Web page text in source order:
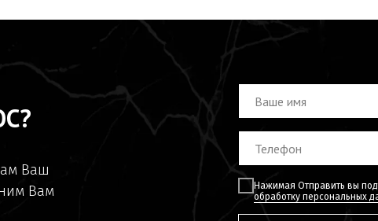
Ваш
Вам
Нажимая Отправить вы
обработку персональных